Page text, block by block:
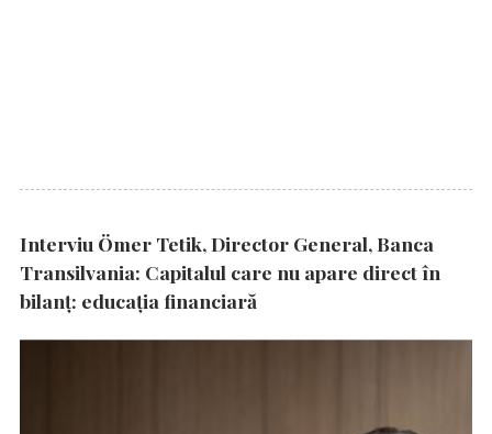
Interviu Ömer Tetik, Director General, Banca
Transilvania: Capitalul care nu apare direct în
bilanț: educația financiară